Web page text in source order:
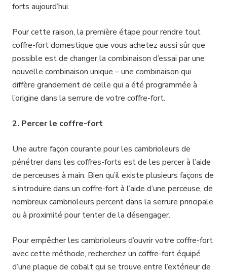
forts aujourd’hui.
Pour cette raison, la première étape pour rendre tout
coffre-fort domestique que vous achetez aussi sûr que
possible est de changer la combinaison d’essai par une
nouvelle combinaison unique – une combinaison qui
diffère grandement de celle qui a été programmée à
l’origine dans la serrure de votre coffre-fort.
2. Percer le coffre-fort
Une autre façon courante pour les cambrioleurs de
pénétrer dans les coffres-forts est de les percer à l’aide
de perceuses à main. Bien qu’il existe plusieurs façons de
s’introduire dans un coffre-fort à l’aide d’une perceuse, de
nombreux cambrioleurs percent dans la serrure principale
ou à proximité pour tenter de la désengager.
Pour empêcher les cambrioleurs d’ouvrir votre coffre-fort
avec cette méthode, recherchez un coffre-fort équipé
d’une plaque de cobalt qui se trouve entre l’extérieur de